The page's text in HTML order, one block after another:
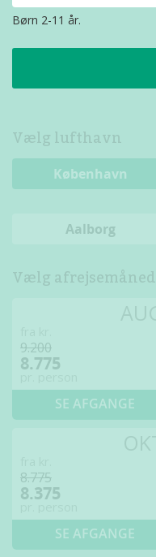
Børn 2-11 år.
Vælg lufthavn
København
Aalborg
Vælg afrejsemåned
9.200
8.775
SE AFGANGE
8.775
8.375
SE AFGANGE